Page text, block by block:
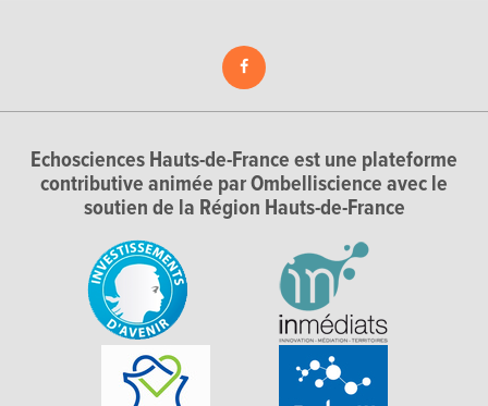
Echosciences Hauts-de-France est une plateforme
contributive animée par Ombelliscience avec le
soutien de la Région Hauts-de-France